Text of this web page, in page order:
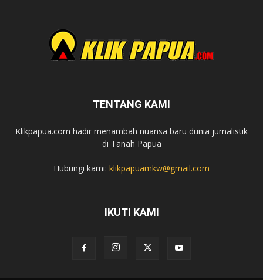
TENTANG KAMI
Klikpapua.com hadir menambah nuansa baru dunia jurnalistik
di Tanah Papua
Hubungi kami: klikpapuamkw@gmail.com
IKUTI KAMI